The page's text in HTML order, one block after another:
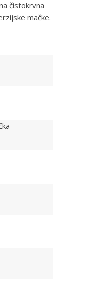
čistokrvna
mačke.